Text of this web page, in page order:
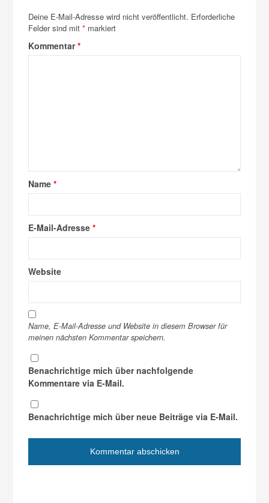
Deine E-Mail-Adresse wird nicht veröffentlicht. Erforderliche
Felder sind mit* markiert
Kommentar*
Name*
E-Mail-Adresse*
Website
Name, E-Mail-Adresse und Website in diesem Browser für
meinen nächsten Kommentar speichern.
Benachrichtige mich über nachfolgende
Kommentare via E-Mail.
Benachrichtige mich über neue Beiträge via E-Mail.